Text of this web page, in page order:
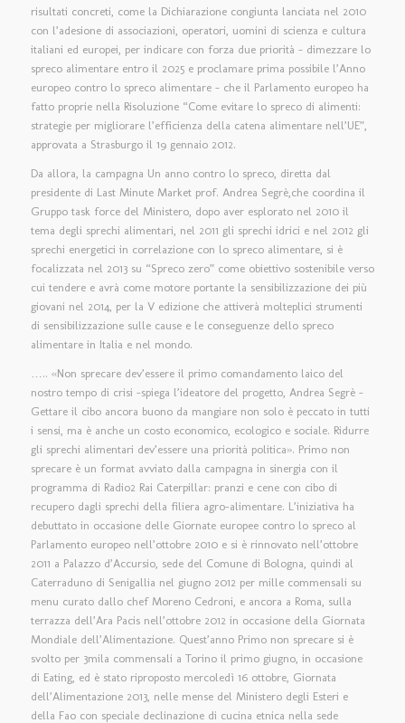
risultati concreti, come la Dichiarazione congiunta lanciata nel 2010
con l’adesione di associazioni, operatori, uomini di scienza e cultura
italiani ed europei, per indicare con forza due priorità – dimezzare lo
spreco alimentare entro il 2025 e proclamare prima possibile l’Anno
europeo contro lo spreco alimentare – che il Parlamento europeo ha
fatto proprie nella Risoluzione “Come evitare lo spreco di alimenti:
strategie per migliorare l’efficienza della catena alimentare nell’UE”,
approvata a Strasburgo il 19 gennaio 2012.
Da allora, la campagna Un anno contro lo spreco, diretta dal
presidente di Last Minute Market prof. Andrea Segrè,che coordina il
Gruppo task force del Ministero, dopo aver esplorato nel 2010 il
tema degli sprechi alimentari, nel 2011 gli sprechi idrici e nel 2012 gli
sprechi energetici in correlazione con lo spreco alimentare, si è
focalizzata nel 2013 su “Spreco zero” come obiettivo sostenibile verso
cui tendere e avrà come motore portante la sensibilizzazione dei più
giovani nel 2014, per la V edizione che attiverà molteplici strumenti
di sensibilizzazione sulle cause e le conseguenze dello spreco
alimentare in Italia e nel mondo.
….. «Non sprecare dev’essere il primo comandamento laico del
nostro tempo di crisi -spiega l’ideatore del progetto, Andrea Segrè –
Gettare il cibo ancora buono da mangiare non solo è peccato in tutti
i sensi, ma è anche un costo economico, ecologico e sociale. Ridurre
gli sprechi alimentari dev’essere una priorità politica». Primo non
sprecare è un format avviato dalla campagna in sinergia con il
programma di Radio2 Rai Caterpillar: pranzi e cene con cibo di
recupero dagli sprechi della filiera agro-alimentare. L’iniziativa ha
debuttato in occasione delle Giornate europee contro lo spreco al
Parlamento europeo nell’ottobre 2010 e si è rinnovato nell’ottobre
2011 a Palazzo d’Accursio, sede del Comune di Bologna, quindi al
Caterraduno di Senigallia nel giugno 2012 per mille commensali su
menu curato dallo chef Moreno Cedroni, e ancora a Roma, sulla
terrazza dell’Ara Pacis nell’ottobre 2012 in occasione della Giornata
Mondiale dell’Alimentazione. Quest’anno Primo non sprecare si è
svolto per 3mila commensali a Torino il primo giugno, in occasione
di Eating, ed è stato riproposto mercoledì 16 ottobre, Giornata
dell’Alimentazione 2013, nelle mense del Ministero degli Esteri e
della Fao con speciale declinazione di cucina etnica nella sede